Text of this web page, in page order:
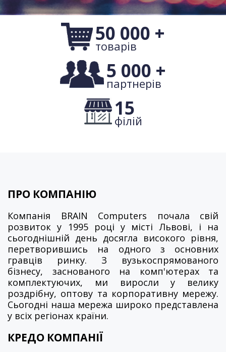
50 000 +
товарів
5 000 +
партнерів
15
філій
ПРО КОМПАНІЮ
Компанія BRAIN Computers почала свій
розвиток у 1995 році у місті Львові, і на
сьогоднішній день досягла високого рівня,
перетворившись на одного з основних
гравців ринку. З вузькоспрямованого
бізнесу, заснованого на комп'ютерах та
комплектуючих, ми виросли у велику
роздрібну, оптову та корпоративну мережу.
Сьогодні наша мережа широко представлена
​​у всіх регіонах країни.
КРЕДО КОМПАНІЇ